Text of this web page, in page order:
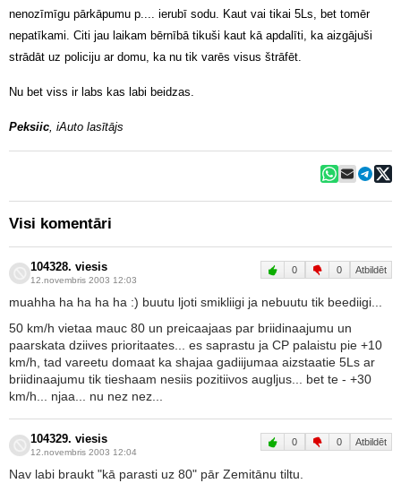
nenozīmīgu pārkāpumu p.... ierubī sodu. Kaut vai tikai 5Ls, bet tomēr
nepatīkami. Citi jau laikam bērnībā tikuši kaut kā apdalīti, ka aizgājuši
strādāt uz policiju ar domu, ka nu tik varēs visus štrāfēt.
Nu bet viss ir labs kas labi beidzas.
Peksiic, iAuto lasītājs
Visi komentāri
104328. viesis
12.novembris 2003 12:03
0 0 Atbildēt
muahha ha ha ha ha :) buutu ljoti smikliigi ja nebuutu tik beediigi...
50 km/h vietaa mauc 80 un preicaajaas par briidinaajumu un
paarskata dziives prioritaates... es saprastu ja CP palaistu pie +10
km/h, tad vareetu domaat ka shajaa gadiijumaa aizstaatie 5Ls ar
briidinaajumu tik tieshaam nesiis pozitiivos augljus... bet te - +30
km/h... njaa... nu nez nez...
104329. viesis
12.novembris 2003 12:04
0 0 Atbildēt
Nav labi braukt "kā parasti uz 80" pār Zemitānu tiltu.